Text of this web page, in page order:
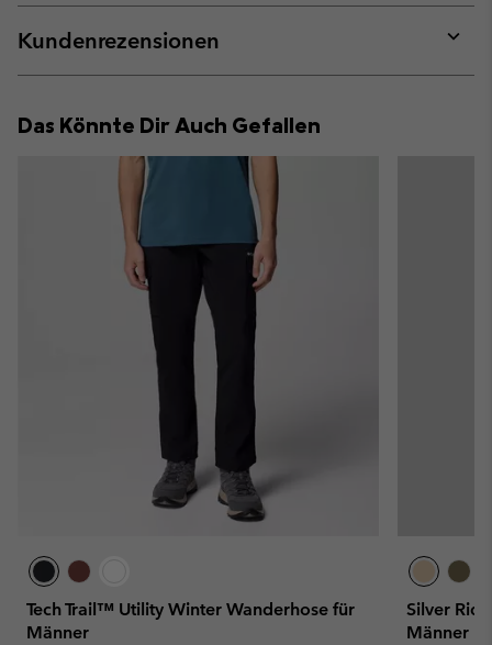
or
Kundenrezensionen
or
Das Könnte Dir Auch Gefallen
Tech Trail™ Utility Winter Wanderhose für
Männer
Silver
Männer